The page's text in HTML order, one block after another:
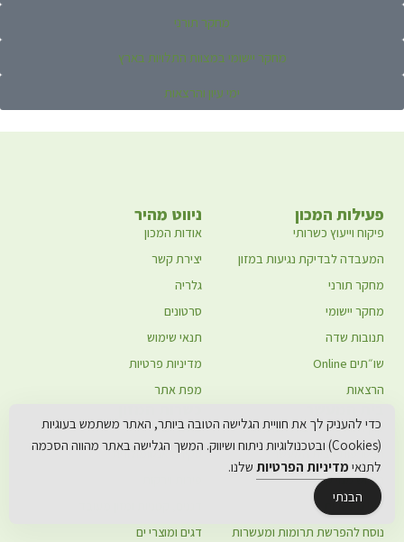
מחקר תורני
מחקר יישומי במצוות התלויות בארץ
ימי עיון והרצאות
ניווט מהיר
אודות המכון
יצירת קשר
גלריה
סרטונים
תנאי שימוש
מדיניות פרטיות
מפת אתר
פעילות המכון
פיקוח וייעוץ כשרותי
המעבדה לבדיקת נגיעות במזון
מחקר תורני
מחקר יישומי
תנובות שדה
שו״תים Online
הרצאות
מאמרים
סקירה אנטומולוגית
דגים ומוצרי ים
קרן המעשרות - בית המעשר
הצטרפות לבית המעשר
חידוש מנוי קיים
דיני מעשרות
נוסח להפרשת תרומות ומעשרות
כדי להעניק לך את חוויית הגלישה הטובה ביותר, האתר משתמש בעוגיות
(Cookies) ובטכנולוגיות ניתוח ושיווק. המשך הגלישה באתר מהווה הסכמה
לתנאי מדיניות הפרטיות שלנו.
הבנתי